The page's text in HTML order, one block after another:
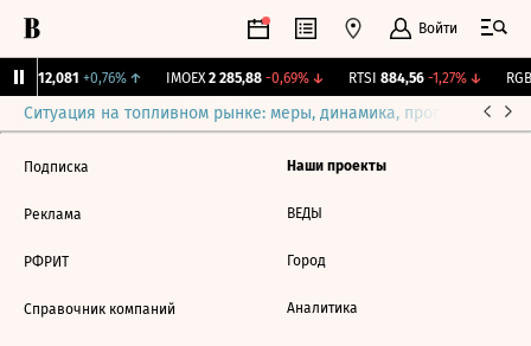
Войти
12,081 +0,76%↑ IMOEX 2 285,88 -0,69%↓ RTSI 884,56 -1,27%↓ RGBI
Ситуация на топливном рынке: меры, динамика, прогнозы
Подписка
Реклама
РФРИТ
Справочник компаний
Наши проекты
ВЕДЫ
Город
Аналитика